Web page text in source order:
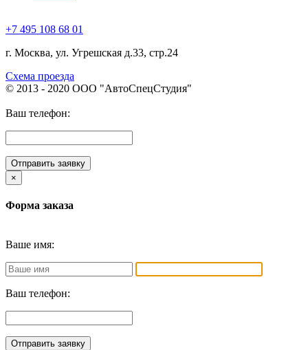
+7 495 108 68 01
г. Москва, ул. Угрешская д.33, стр.24
Схема проезда
© 2013 - 2020 ООО "АвтоСпецСтудия"
Ваш телефон:
Отправить заявку
×
Форма заказа
Ваше имя:
Ваш телефон:
Отправить заявку